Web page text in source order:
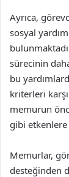
Ayrıca,
sosyal
sürecinin
bu
kriterleri
memurun
gibi
Memurlar,
desteğinden